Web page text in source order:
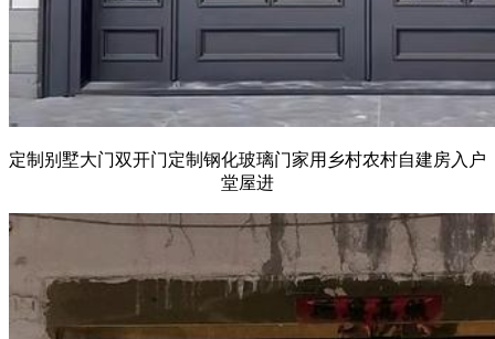
定制别墅大门双开门定制钢化玻璃门家用乡村农村自建房入户
堂屋进